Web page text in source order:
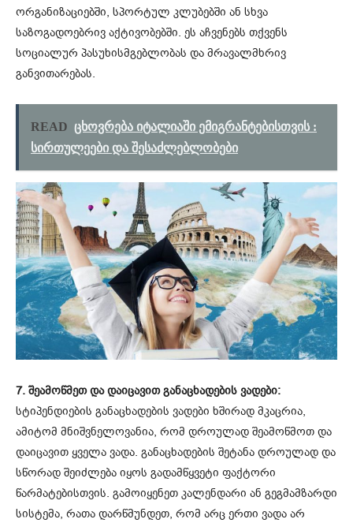
ორგანიზაციებში, სპორტულ კლუბებში ან სხვა
საზოგადოებრივ აქტივობებში. ეს აჩვენებს თქვენს
სოციალურ პასუხისმგებლობას და მრავალმხრივ
განვითარებას.
READ ცხოვრება იტალიაში ემიგრანტებისთვის :
სირთულეები და შესაძლებლობები
7. შეამოწმეთ და დაიცავით განაცხადების ვადები:
სტიპენდიების განაცხადების ვადები ხშირად მკაცრია,
ამიტომ მნიშვნელოვანია, რომ დროულად შეამოწმოთ და
დაიცავით ყველა ვადა. განაცხადების შეტანა დროულად და
სწორად შეიძლება იყოს გადამწყვეტი ფაქტორი
წარმატებისთვის. გამოიყენეთ კალენდარი ან გეგმამზარდი
სისტემა, რათა დარწმუნდეთ, რომ არც ერთი ვადა არ